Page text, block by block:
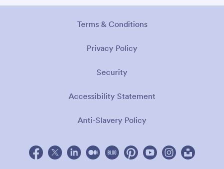
Termos e Condições
Política de Privacidade
Segurança
Declaração de Acessibilidade